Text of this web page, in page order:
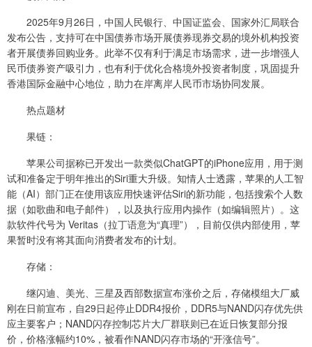
2025年9月26日，中国人民银行、中国证监会、国家外汇局联合
发布公告，支持可在中国债券市场开展债券现券交易的境外机构投资
者开展债券回购业务。此举不仅有利于满足市场需求，进一步增强人
民币债券资产吸引力，也有利于优化合格境外投资者制度，巩固提升
香港国际金融中心地位，助力在岸离岸人民币市场协同发展。
热点题材
果链：
苹果公司据称已开发出一款类似ChatGPT的iPhone应用，用于测
试和准备定于明年推出的Siri重大升级。知情人士透露，苹果的人工智
能（AI）部门正在使用该应用快速评估Siri的新功能，包括搜索个人数
据（如歌曲和电子邮件），以及执行应用内操作（如编辑照片）。这
款软件代号为 Veritas（拉丁语意为“真理”），目前仅供内部使用，苹
果暂时没有将其面向消费者发布的计划。
存储：
继闪迪、美光、三星及西部数据宣布涨价之后，存储模组大厂威
刚在日前宣布，自29日起停止DDR4报价，DDR5与NAND闪存优先供
应主要客户；NAND闪存控制芯片大厂群联则已在近日恢复部分报
价，价格涨幅约10%，被看作NAND闪存市场的“开涨信号”。